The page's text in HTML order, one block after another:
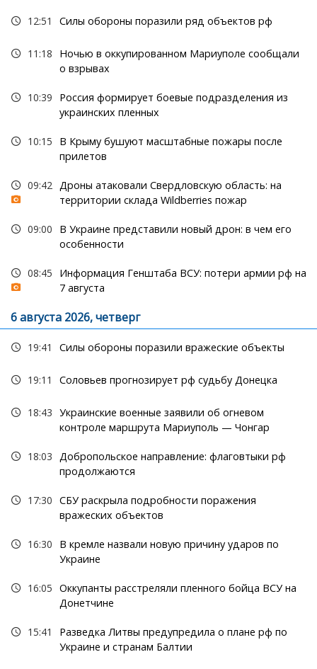
12:51 Силы обороны поразили ряд объектов рф
11:18
Ночью в оккупированном Мариуполе сообщали
о взрывах
10:39
Россия формирует боевые подразделения из
украинских пленных
10:15
В Крыму бушуют масштабные пожары после
прилетов
09:42 Дроны атаковали Свердловскую область: на
территории склада Wildberries пожар
09:00
В Украине представили новый дрон: в чем его
особенности
08:45
Информация Генштаба ВСУ: потери армии рф на
7 августа
6 августа 2026, четверг
19:41 Силы обороны поразили вражеские объекты
19:11 Соловьев прогнозирует рф судьбу Донецка
18:43 Украинские военные заявили об огневом
контроле маршрута Мариуполь — Чонгар
18:03 Добропольское направление: флаговтыки рф
продолжаются
17:30 СБУ раскрыла подробности поражения
вражеских объектов
16:30
В кремле назвали новую причину ударов по
Украине
16:05 Оккупанты расстреляли пленного бойца ВСУ на
Донетчине
15:41
Разведка Литвы предупредила о плане рф по
Украине и странам Балтии